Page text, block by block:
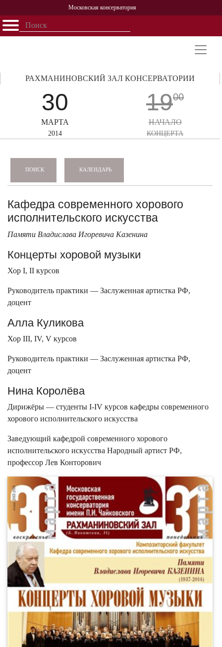
Московская консерватория
Открыть - закрыть
Персоналии
История
30
МАРТА
2014
РАХМАНИНОВСКИЙ ЗАЛ КОНСЕРВАТОРИИ
1900
НАЧАЛО
КОНЦЕРТА
ПОИСК КАЛЕНДАРЬ
Кафедра современного хорового
исполнительского искусства
Памяти Владислава Игоревича Казенина
Концерты хоровой музыки
Хор I, II курсов
Руководитель практики — Заслуженная артистка РФ,
доцент
Алла Куликова
Хор III, IV, V курсов
Руководитель практики — Заслуженная артистка РФ,
доцент
Нина Королёва
Дирижёры — студенты I-IV курсов кафедры современного
хорового исполнительского искусства
Заведующий кафедрой современного хорового
исполнительского искусства Народный артист РФ,
профессор Лев Конторович